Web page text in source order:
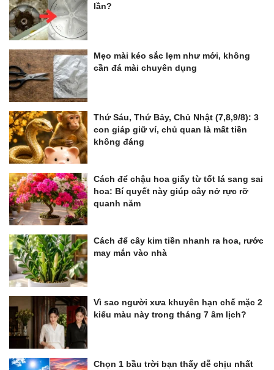
lần?
Mẹo mài kéo sắc lẹm như mới, không
cần đá mài chuyên dụng
Thứ Sáu, Thứ Bảy, Chủ Nhật (7,8,9/8): 3
con giáp giữ ví, chủ quan là mất tiền
không đáng
Cách để chậu hoa giấy từ tốt lá sang sai
hoa: Bí quyết này giúp cây nở rực rỡ
quanh năm
Cách để cây kim tiền nhanh ra hoa, rước
may mắn vào nhà
Vì sao người xưa khuyên hạn chế mặc 2
kiểu màu này trong tháng 7 âm lịch?
Chọn 1 bầu trời bạn thấy dễ chịu nhất